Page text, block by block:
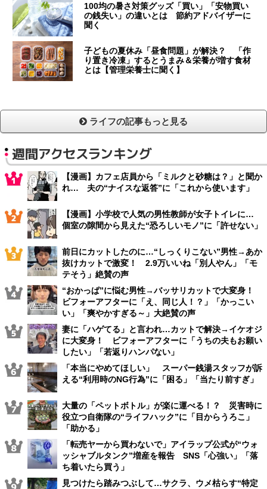
100均の暑さ対策グッズ「買い」「安物買い
の銭失い」の違いとは 節約アドバイザーに
聞く
子どもの夏休み「昼食問題」が解決？ 「作
り置き冷凍」するとうまみ＆栄養が増す食材
とは【管理栄養士に聞く】
ライフの記事もっと見る
週間アクセスランキング
【漫画】カフェ店員から「ミルクと砂糖は？」と聞か
れ… 夫の“ナイスな返答”に「これから使います」
【漫画】小学校で人気の男性教師が女子トイレに…
個室の隙間から見えた“恐ろしいモノ”に「許せない」
前日にカットしたのに…“しっくりこない”男性→あか
抜けカットで激変！ 2.9万いいね「別人やん」「モ
テそう」絶賛の声
“おかっぱ”に悩む男性→バッサリカットで大変身！
ビフォーアフターに「え、同じ人！？」「かっこい
い」「爽やかすぎる～」大絶賛の声
妻に「ハゲてる」と言われ…カットで解決→イケオジ
に大変身！ ビフォーアフターに「うちの夫もお願い
したい」「若返りハンパない」
「本当にやめてほしい」 スーパー銭湯スタッフが訴
える“利用時のNG行為”に「困る」「当たり前すぎ」
大量の「ペットボトル」が楽に運べる！？ 災害時に
役立つ自衛隊の“ライフハック”に「目からうろこ」
「助かる」
「転売ヤーから買わないで」アイラップ公式が“ウォ
ッシャブルタンク”増産を報告 SNS「心強い」「落
ち着いたら買う」
見つけたら踏みつぶして…サクラ、ウメ枯らす“特定